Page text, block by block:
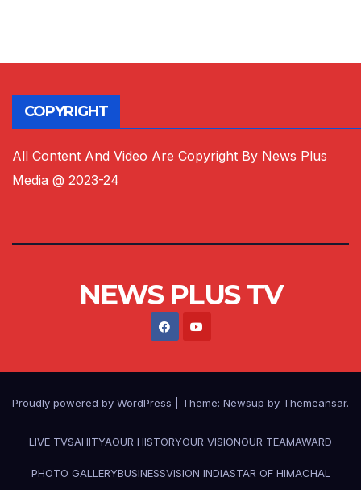
COPYRIGHT
All Content And Video Are Copyright By News Plus
Media @ 2023-24
NEWS PLUS TV
Proudly powered by WordPress Theme: Newsup by Themeansar.
LIVE TVSAHITYAOUR HISTORYOUR VISIONOUR TEAMAWARD
PHOTO GALLERYBUSINESSVISION INDIASTAR OF HIMACHAL